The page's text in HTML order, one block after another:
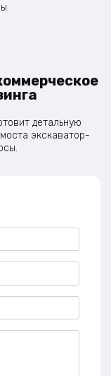
детальную
экскаватор-